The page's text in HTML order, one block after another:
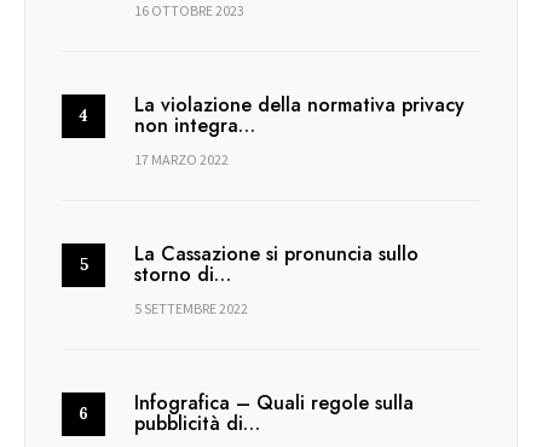
16 OTTOBRE 2023
La violazione della normativa privacy
non integra…
17 MARZO 2022
La Cassazione si pronuncia sullo
storno di…
5 SETTEMBRE 2022
Infografica – Quali regole sulla
pubblicità di…